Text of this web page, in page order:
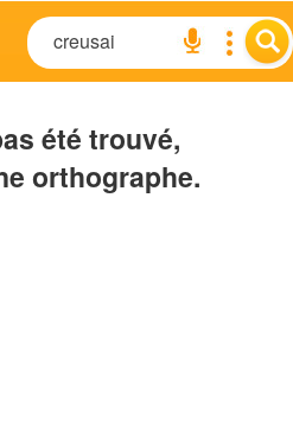
été trouvé,
orthographe.